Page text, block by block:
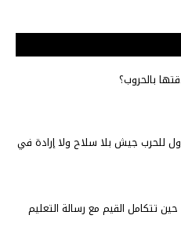
بالحروب؟
للحرب جيش بلا سلاح ولا إرادة في
تتكامل القيم مع رسالة التعليم